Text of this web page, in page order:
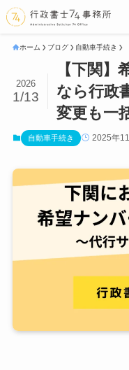
ホーム ブログ 自動車手続き
【下関
なら行政
変更も一
2026
1/13
自動車手続き 2025年